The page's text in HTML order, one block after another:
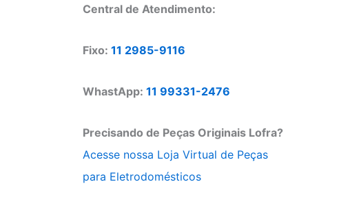
Central de Atendimento:
Fixo: 11 2985-9116
WhastApp: 11 99331-2476
Precisando de Peças Originais Lofra?
Acesse nossa Loja Virtual de Peças
para Eletrodomésticos